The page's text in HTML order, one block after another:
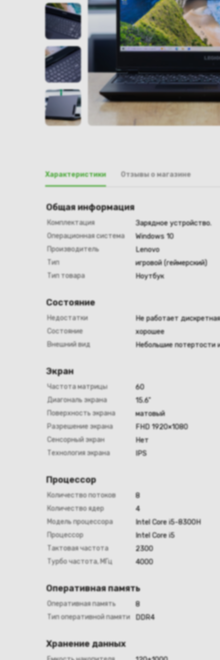
Характеристики Отзывы о магазине
Общая информация
Комплектация
Зарядное устройство.
Операционная система
Windows 10
Производитель
Lenovo
Тип
игровой (геймерский)
Тип товара
Ноутбук
Состояние
Недостатки
Не работает
Состояние
хорошее
Внешний вид
Небольшие потертости
Экран
Частота матрицы
60
Диагональ экрана
15.6"
Поверхность экрана
матовый
Разрешение экрана
FHD 1920×1080
Сенсорный экран
Нет
Технология экрана
IPS
Процессор
Количество потоков
8
Количество ядер
4
Модель процессора
Intel Core i5-8300H
Процессор
Intel Core i5
Тактовая частота
2300
Турбо частота, МГц
4000
Оперативная память
Оперативная память
8
Тип оперативной памяти
DDR4
Хранение данных